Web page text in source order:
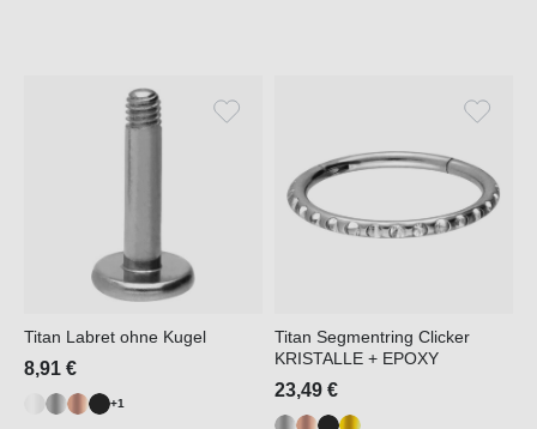
Titan Labret ohne Kugel
8,91 €
+1
Titan Segmentring Clicker
KRISTALLE + EPOXY
23,49 €